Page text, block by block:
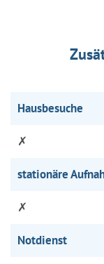
Hausbesuche
✗
stationäre
✗
Notdienst